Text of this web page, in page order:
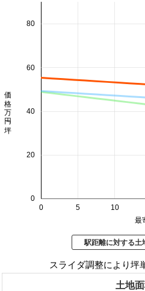
0 5 10
0
20
40
60
80
最
価格 万円/坪
駅距離に対する土
スライダ調整により坪
土地